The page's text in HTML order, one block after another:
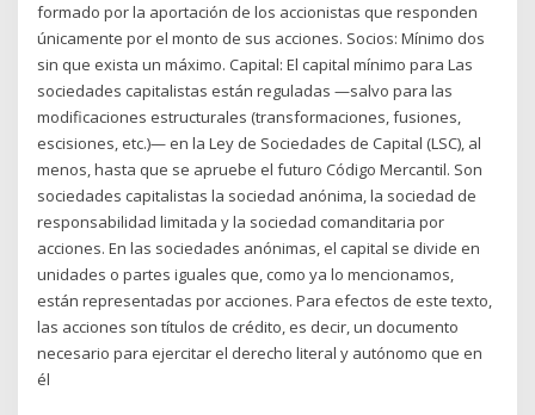
formado por la aportación de los accionistas que responden
únicamente por el monto de sus acciones. Socios: Mínimo dos
sin que exista un máximo. Capital: El capital mínimo para Las
sociedades capitalistas están reguladas —salvo para las
modificaciones estructurales (transformaciones, fusiones,
escisiones, etc.)— en la Ley de Sociedades de Capital (LSC), al
menos, hasta que se apruebe el futuro Código Mercantil. Son
sociedades capitalistas la sociedad anónima, la sociedad de
responsabilidad limitada y la sociedad comanditaria por
acciones. En las sociedades anónimas, el capital se divide en
unidades o partes iguales que, como ya lo mencionamos,
están representadas por acciones. Para efectos de este texto,
las acciones son títulos de crédito, es decir, un documento
necesario para ejercitar el derecho literal y autónomo que en
él